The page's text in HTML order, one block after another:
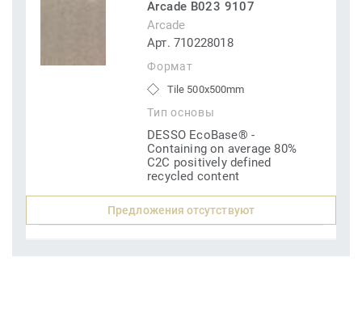
Arcade B023 9107
Arcade
Арт. 710228018
Формат
Tile 500x500mm
Тип основы
DESSO EcoBase® -
Containing on average 80%
C2C positively defined
recycled content
Предложения отсутствуют